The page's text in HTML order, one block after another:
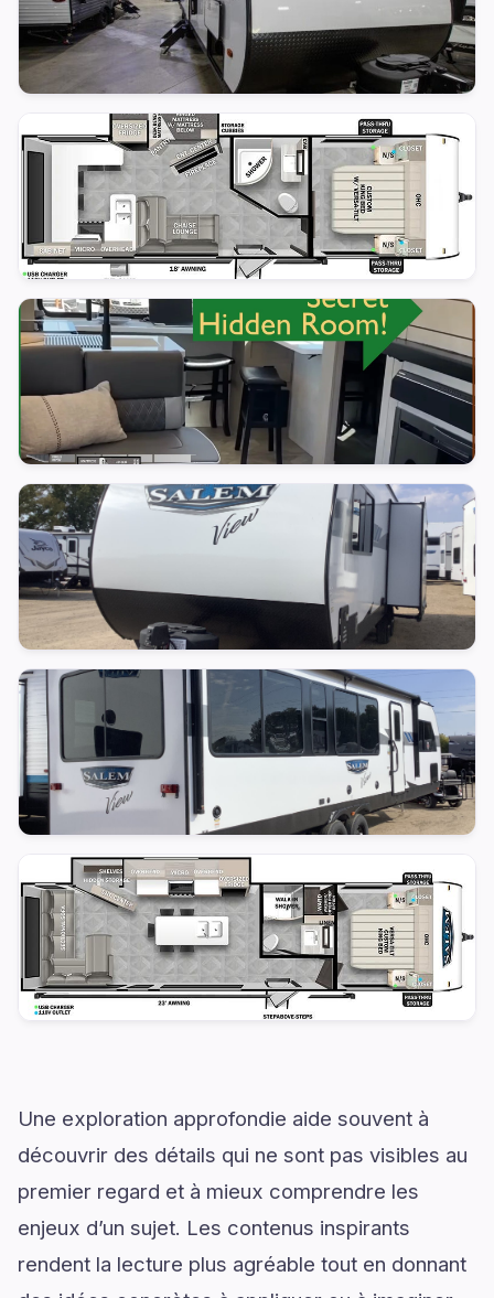
Une exploration approfondie aide souvent à
découvrir des détails qui ne sont pas visibles au
premier regard et à mieux comprendre les
enjeux d’un sujet. Les contenus inspirants
rendent la lecture plus agréable tout en donnant